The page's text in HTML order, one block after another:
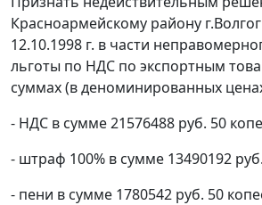
Красноармейскому району
12.10.1998 г. в части
льготы по НДС по экспортным
суммах (в деноминированных
- НДС в сумме 21576488 руб. 50
- штраф 100% в сумме 13490192
- пени в сумме 1780542 руб. 50